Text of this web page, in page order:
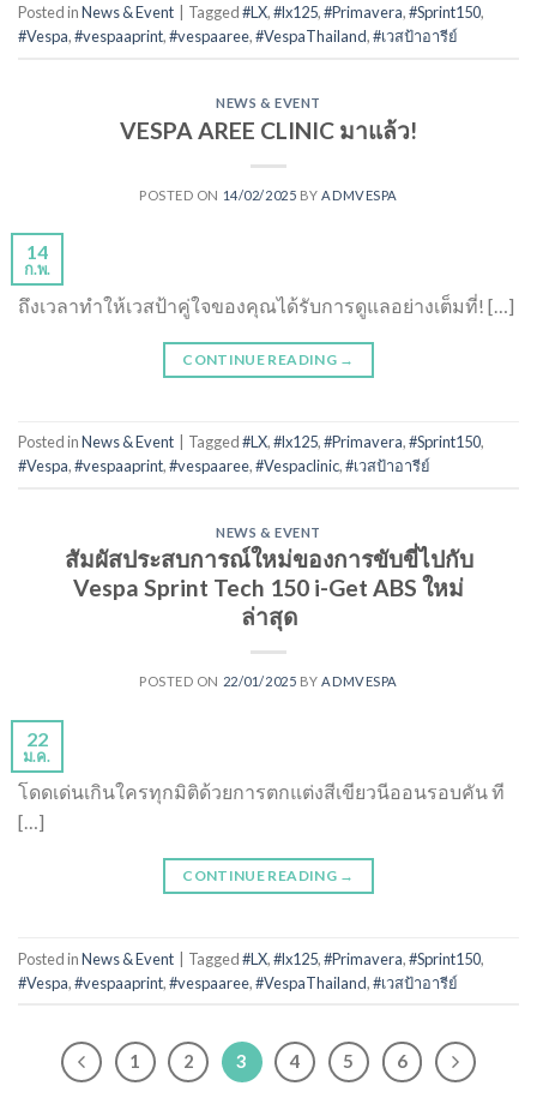
Posted inNews & Event Tagged#LX,#lx125,#Primavera,#Sprint150,
#Vespa,#vespaaprint,#vespaaree,#VespaThailand,#เวสป้าอารีย์
NEWS & EVENT
VESPA AREE CLINIC มาแล้ว!
POSTED ON 14/02/2025 BYADMVESPA
14
ก.พ.
ถึงเวลาทำให้เวสป้าคู่ใจของคุณได้รับการดูแลอย่างเต็มที่! […]
CONTINUE READING →
Posted inNews & Event Tagged#LX,#lx125,#Primavera,#Sprint150,
#Vespa,#vespaaprint,#vespaaree,#Vespaclinic,#เวสป้าอารีย์
NEWS & EVENT
สัมผัสประสบการณ์ใหม่ของการขับขี่ไปกับ
Vespa Sprint Tech 150 i-Get ABS ใหม่
ล่าสุด
POSTED ON 22/01/2025 BYADMVESPA
22
ม.ค.
โดดเด่นเกินใครทุกมิติด้วยการตกแต่งสีเขียวนีออนรอบคัน ที
[…]
CONTINUE READING →
Posted inNews & Event Tagged#LX,#lx125,#Primavera,#Sprint150,
#Vespa,#vespaaprint,#vespaaree,#VespaThailand,#เวสป้าอารีย์
1 2 3 4 5 6